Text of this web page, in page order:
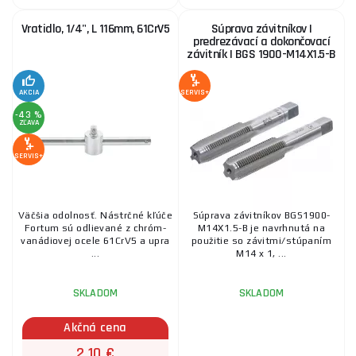
SKLADOM ks KÚPIŤ 2,10 €
Vratidlo, 1/4", L 116mm, 61CrV5
AKCIA
-43 %
ZĽAVA
SERVIS+
Väčšia odolnosť. Nástrčné kľúče
Fortum sú odlievané z chróm-
vanádiovej ocele 61CrV5 a upra
...
SKLADOM
Akčná cena
Súprava závitníkov |
predrezávací a dokončovací
závitník | BGS 1900-M14X1.5-B
SERVIS+
Súprava závitníkov BGS1900-
M14X1.5-B je navrhnutá na
použitie so závitmi/stúpaním
M14 x 1, ...
SKLADOM